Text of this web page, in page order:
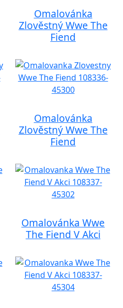
Omalovánka
Zlověstný Wwe The
Fiend
Omalovánka
Zlověstný Wwe The
Fiend
Omalovánka Wwe
The Fiend V Akci